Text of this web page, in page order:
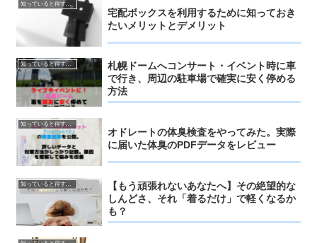
知っていると得するお得情報
宅配ボックスを利用するために知っておき
たいメリットとデメリット
知っていると得するお得情報
札幌ドームへコンサート・イベント時に車
で行き、周辺の駐車場で確実に安く停める
方法
知っていると得するお得情報
オドレートの体臭検査をやってみた。実際
に届いた体臭のPDFデータをレビュー
知っていると得するお得情報
【もう頑張れないあなたへ】その絶望的な
しんどさ、それ「着るだけ」で軽くなるか
も？